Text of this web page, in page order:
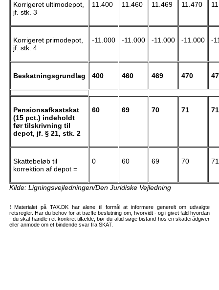
Korrigeret ultimodepot,
jf. stk. 3
11.400 11.460 11.469 11.470
Korrigeret primodepot,
jf. stk. 4
-11.000 -11.000 -11.000 -11.000 -
Beskatningsgrundlag 400 460 469 470
Pensionsafkastskat
(15 pct.) indeholdt
før tilskrivning til
depot, jf. § 21, stk. 2
60 69 70 71 71
Skattebeløb til
korrektion af depot =
0 60 69 70 71
Kilde: Ligningsvejledningen/Den Juridiske Vejledning
! Materialet på TAX.DK har alene til formål at informere generelt om udvalgte
retsregler. Har du behov for at træffe beslutning om, hvorvidt - og i givet fald hvordan
- du skal handle i et konkret tilfælde, bør du altid søge bistand hos en skatterådgiver
eller anmode om et bindende svar fra SKAT.